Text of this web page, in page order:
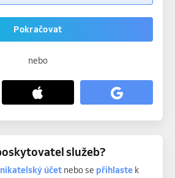
Pokračovat
nebo
služeb?
účetnebo se přihlastek